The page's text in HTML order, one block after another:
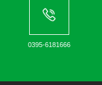
0395-6181666